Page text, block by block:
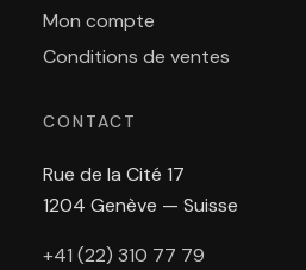
Mon compte
Conditions de ventes
CONTACT
Rue de la Cité 17
1204 Genève — Suisse
+41 (22) 310 77 79